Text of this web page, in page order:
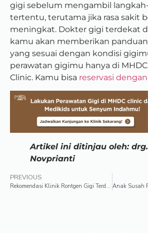
gigi sebelum mengambil
tertentu, terutama jika rasa sakit
meningkat. Dokter gigi terdekat
kamu akan memberikan
yang sesuai dengan kondisi
perawatan gigimu hanya di
Clinic. Kamu bisa reservasi
Artikel ini ditinjau oleh:
Novprianti
PREVIOUS
Rekomendasi Klinik Rontgen Gigi Terdekat di Jakarta Selatan